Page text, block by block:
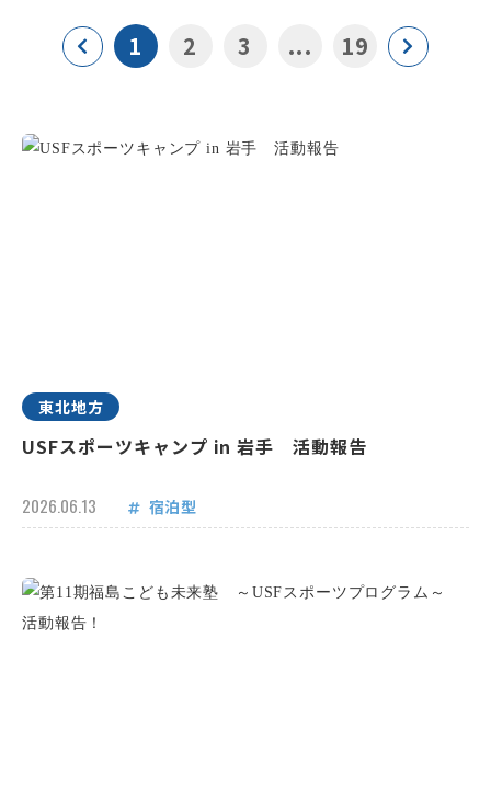
1 2 3 ... 19
東北地方
USFスポーツキャンプ in 岩手 活動報告
2026.06.13 宿泊型